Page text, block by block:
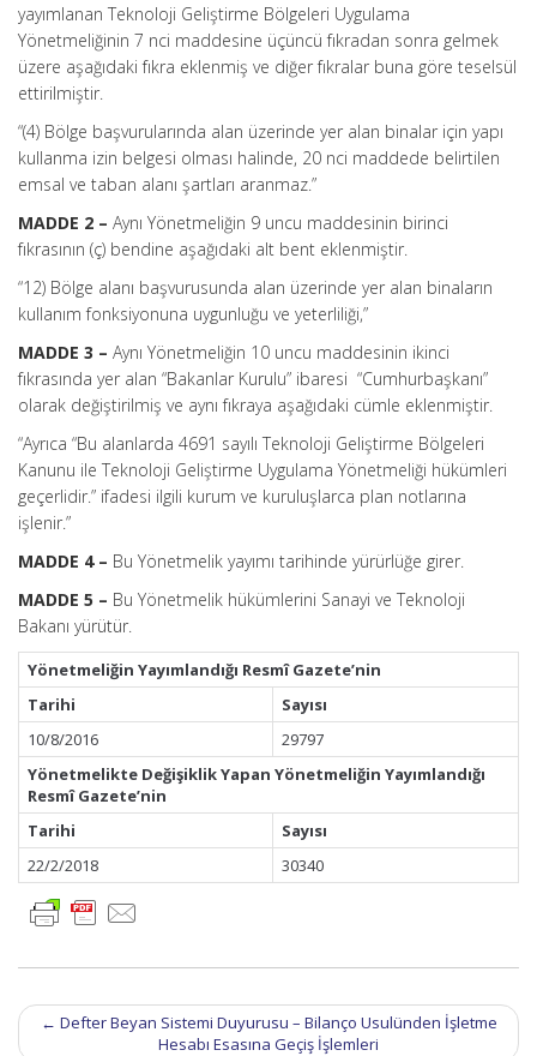
yayımlanan Teknoloji Geliştirme Bölgeleri Uygulama
Yönetmeliğinin 7 nci maddesine üçüncü fıkradan sonra gelmek
üzere aşağıdaki fıkra eklenmiş ve diğer fıkralar buna göre teselsül
ettirilmiştir.
“(4) Bölge başvurularında alan üzerinde yer alan binalar için yapı
kullanma izin belgesi olması halinde, 20 nci maddede belirtilen
emsal ve taban alanı şartları aranmaz.”
MADDE 2 – Aynı Yönetmeliğin 9 uncu maddesinin birinci
fıkrasının (ç) bendine aşağıdaki alt bent eklenmiştir.
“12) Bölge alanı başvurusunda alan üzerinde yer alan binaların
kullanım fonksiyonuna uygunluğu ve yeterliliği,”
MADDE 3 – Aynı Yönetmeliğin 10 uncu maddesinin ikinci
fıkrasında yer alan “Bakanlar Kurulu” ibaresi “Cumhurbaşkanı”
olarak değiştirilmiş ve aynı fıkraya aşağıdaki cümle eklenmiştir.
“Ayrıca “Bu alanlarda 4691 sayılı Teknoloji Geliştirme Bölgeleri
Kanunu ile Teknoloji Geliştirme Uygulama Yönetmeliği hükümleri
geçerlidir.” ifadesi ilgili kurum ve kuruluşlarca plan notlarına
işlenir.”
MADDE 4 – Bu Yönetmelik yayımı tarihinde yürürlüğe girer.
MADDE 5 – Bu Yönetmelik hükümlerini Sanayi ve Teknoloji
Bakanı yürütür.
Yönetmeliğin Yayımlandığı Resmî Gazete’nin
Tarihi
Sayısı
10/8/2016
29797
Yönetmelikte Değişiklik Yapan Yönetmeliğin Yayımlandığı
Resmî Gazete’nin
Tarihi
Sayısı
22/2/2018
30340
Post
navigation
← Defter Beyan Sistemi Duyurusu – Bilanço Usulünden İşletme
Hesabı Esasına Geçiş İşlemleri